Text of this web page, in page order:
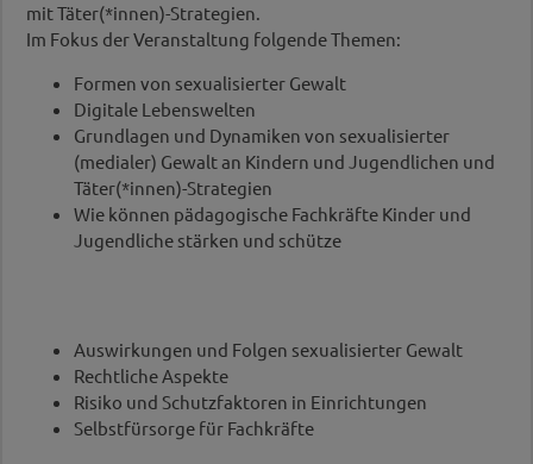
mit Täter(*innen)-Strategien.
Im Fokus der Veranstaltung folgende Themen:
Formen von sexualisierter Gewalt
Digitale Lebenswelten
Grundlagen und Dynamiken von sexualisierter
(medialer) Gewalt an Kindern und Jugendlichen und
Täter(*innen)-Strategien
Wie können pädagogische Fachkräfte Kinder und
Jugendliche stärken und schütze
Auswirkungen und Folgen sexualisierter Gewalt
Rechtliche Aspekte
Risiko und Schutzfaktoren in Einrichtungen
Selbstfürsorge für Fachkräfte